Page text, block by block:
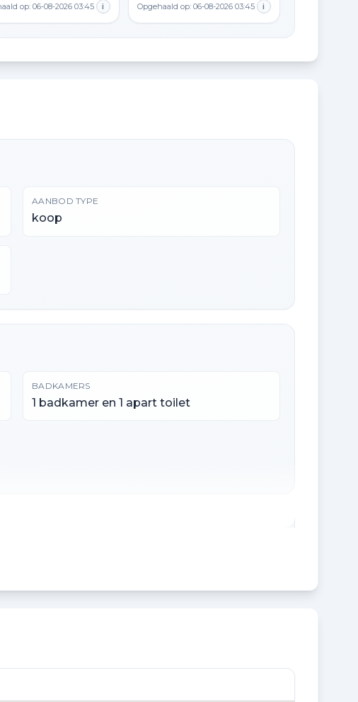
op: 06-08-2026 03:45 i Opgehaald op: 06-08-2026 03:45 i
AANBOD TYPE
koop
BADKAMERS
1 badkamer en 1 apart toilet